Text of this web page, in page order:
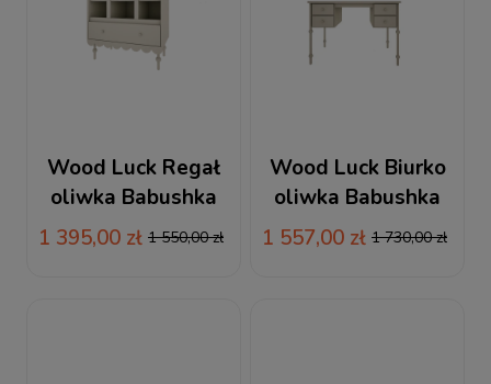
Wood Luck Regał
oliwka Babushka
1 395,00 zł 1 550,00 zł
Wood Luck Biurko
oliwka Babushka
1 557,00 zł 1 730,00 zł